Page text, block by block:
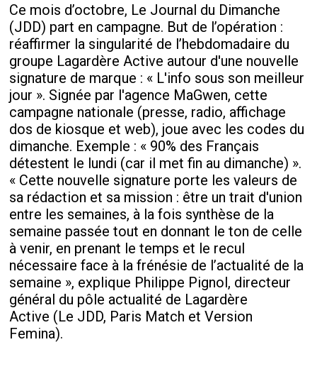
Ce mois d’octobre, Le Journal du Dimanche
(JDD) part en campagne. But de l’opération :
réaffirmer la singularité de l’hebdomadaire du
groupe Lagardère Active autour d'une nouvelle
signature de marque : « L'info sous son meilleur
jour ». Signée par l'agence MaGwen, cette
campagne nationale (presse, radio, affichage
dos de kiosque et web), joue avec les codes du
dimanche. Exemple : « 90% des Français
détestent le lundi (car il met fin au dimanche) ».
« Cette nouvelle signature porte les valeurs de
sa rédaction et sa mission : être un trait d'union
entre les semaines, à la fois synthèse de la
semaine passée tout en donnant le ton de celle
à venir, en prenant le temps et le recul
nécessaire face à la frénésie de l’actualité de la
semaine », explique Philippe Pignol, directeur
général du pôle actualité de Lagardère
Active (Le JDD, Paris Match et Version
Femina).